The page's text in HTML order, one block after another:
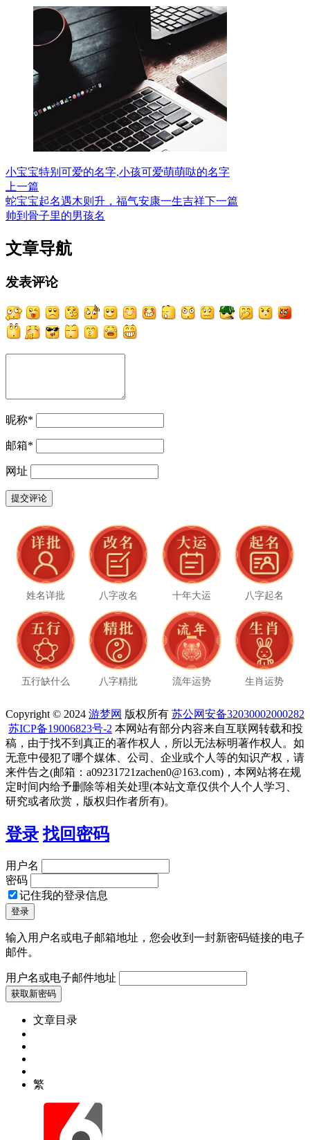
小宝宝特别可爱的名字,小孩可爱萌萌哒的名字
上一篇
蛇宝宝起名遇木则升，福气安康一生吉祥下一篇
帅到骨子里的男孩名
文章导航
发表评论
昵称*
邮箱*
网址
姓名详批 八字改名 十年大运 八字起名
五行缺什么 八字精批 流年运势 生肖运势
Copyright © 2024 游梦网 版权所有 苏公网安备32030002000282
苏ICP备19006823号-2 本网站有部分内容来自互联网转载和投
稿，由于找不到真正的著作权人，所以无法标明著作权人。如
无意中侵犯了哪个媒体、公司、企业或个人等的知识产权，请
来件告之(邮箱：a09231721zachen0@163.com)，本网站将在规
定时间内给予删除等相关处理(本站文章仅供个人个人学习、
研究或者欣赏，版权归作者所有)。
登录 找回密码
用户名
密码
记住我的登录信息
输入用户名或电子邮箱地址，您会收到一封新密码链接的电子
邮件。
用户名或电子邮件地址
文章目录
繁